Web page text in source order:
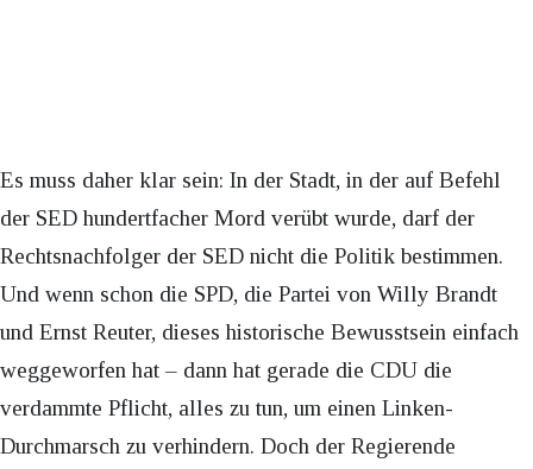
Es muss daher klar sein: In der Stadt, in der auf Befehl
der SED hundertfacher Mord verübt wurde, darf der
Rechtsnachfolger der SED nicht die Politik bestimmen.
Und wenn schon die SPD, die Partei von Willy Brandt
und Ernst Reuter, dieses historische Bewusstsein einfach
weggeworfen hat – dann hat gerade die CDU die
verdammte Pflicht, alles zu tun, um einen Linken-
Durchmarsch zu verhindern. Doch der Regierende